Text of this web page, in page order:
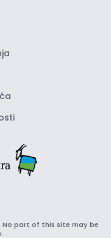
No part of this site may be